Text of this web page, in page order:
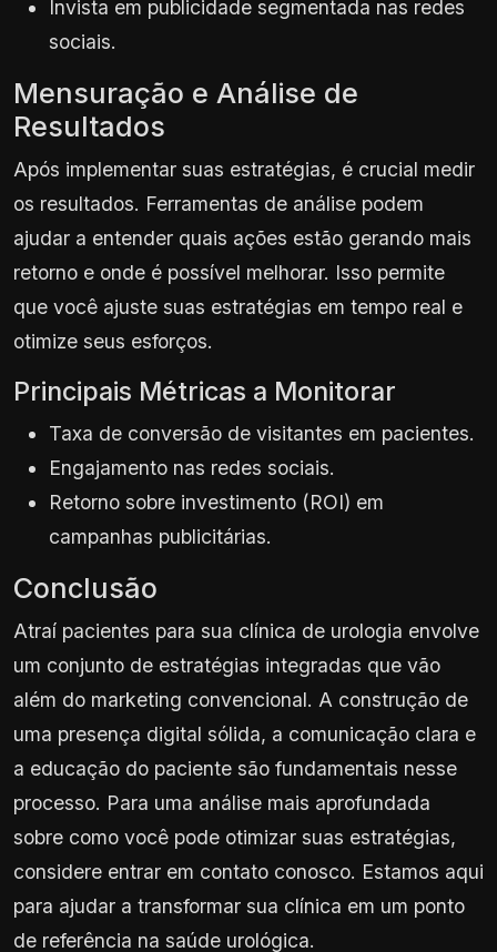
Invista em publicidade segmentada nas redes
sociais.
Mensuração e Análise de
Resultados
Após implementar suas estratégias, é crucial medir
os resultados. Ferramentas de análise podem
ajudar a entender quais ações estão gerando mais
retorno e onde é possível melhorar. Isso permite
que você ajuste suas estratégias em tempo real e
otimize seus esforços.
Principais Métricas a Monitorar
Taxa de conversão de visitantes em pacientes.
Engajamento nas redes sociais.
Retorno sobre investimento (ROI) em
campanhas publicitárias.
Conclusão
Atraí pacientes para sua clínica de urologia envolve
um conjunto de estratégias integradas que vão
além do marketing convencional. A construção de
uma presença digital sólida, a comunicação clara e
a educação do paciente são fundamentais nesse
processo. Para uma análise mais aprofundada
sobre como você pode otimizar suas estratégias,
considere entrar em contato conosco. Estamos aqui
para ajudar a transformar sua clínica em um ponto
de referência na saúde urológica.